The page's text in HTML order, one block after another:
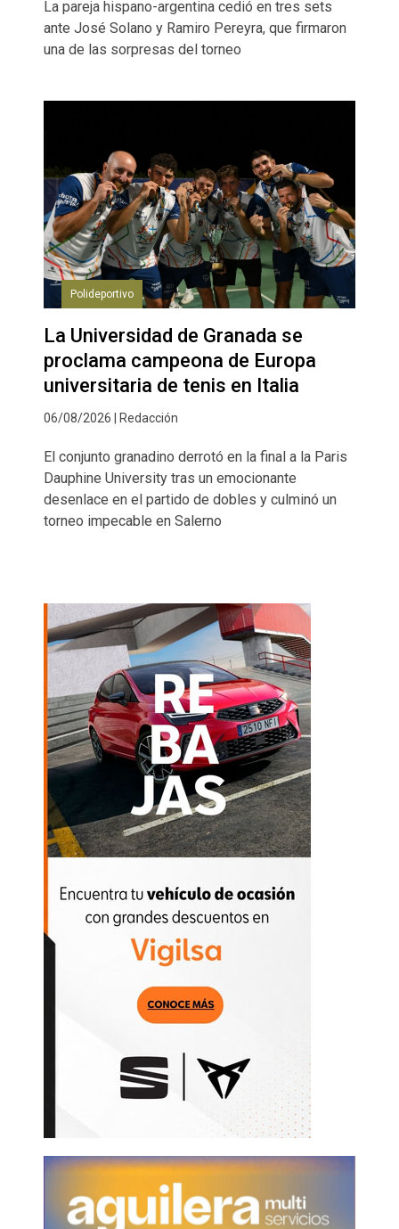
La pareja hispano-argentina cedió en tres sets
ante José Solano y Ramiro Pereyra, que firmaron
una de las sorpresas del torneo
Polideportivo
La Universidad de Granada se
proclama campeona de Europa
universitaria de tenis en Italia
06/08/2026 | Redacción
El conjunto granadino derrotó en la final a la Paris
Dauphine University tras un emocionante
desenlace en el partido de dobles y culminó un
torneo impecable en Salerno